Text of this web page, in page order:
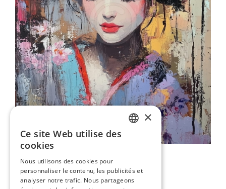
80,00 €
GERMAN
×
Ce site Web utilise des
cookies
Nous utilisons des cookies pour
personnaliser le contenu, les publicités et
analyser notre trafic. Nous partageons